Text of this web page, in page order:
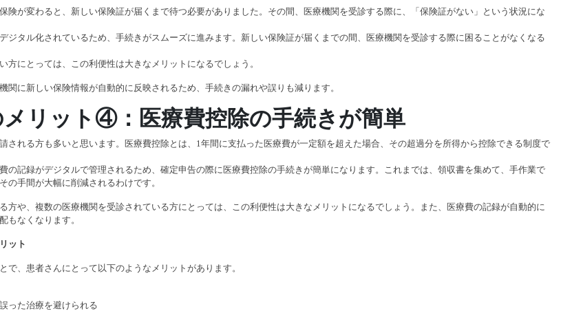
険が変わると、新しい保険証が届くまで待つ必要がありました。その間、医療機関を受診する際に、「保険証がない」という状況にな
ジタル化されているため、手続きがスムーズに進みます。新しい保険証が届くまでの間、医療機関を受診する際に困ることがなくなる
方にとっては、この利便性は大きなメリットになるでしょう。
関に新しい保険情報が自動的に反映されるため、手続きの漏れや誤りも減ります。
リット④：医療費控除の手続きが簡単
される方も多いと思います。医療費控除とは、1年間に支払った医療費が一定額を超えた場合、その超過分を所得から控除できる制度で
の記録がデジタルで管理されるため、確定申告の際に医療費控除の手続きが簡単になります。これまでは、領収書を集めて、手作業で
の手間が大幅に削減されるわけです。
方や、複数の医療機関を受診されている方にとっては、この利便性は大きなメリットになるでしょう。また、医療費の記録が自動的に
もなくなります。
ット
で、患者さんにとって以下のようなメリットがあります。
った治療を避けられる